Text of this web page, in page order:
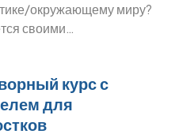
окружающему миру?
своими…
курс с
для